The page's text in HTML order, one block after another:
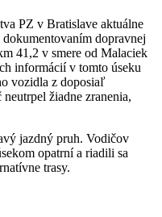
PZ v Bratislave aktuálne
dopravnej
41,2 v smere od Malaciek
informácií v tomto úseku
vozidla z doposiaľ
žiadne zranenia,
jazdný pruh. Vodičov
opatrní a riadili sa
trasy.